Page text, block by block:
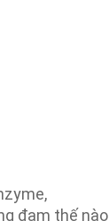
đạm thế nào